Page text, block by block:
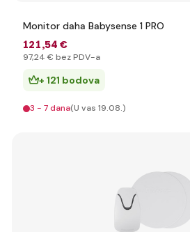
Monitor daha Babysense 1 PRO
121,54 €
97,24 € bez PDV-a
+ 121 bodova
3 - 7 dana(U vas 19.08.)